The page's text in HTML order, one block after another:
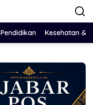
Pendidikan Kesehatan &